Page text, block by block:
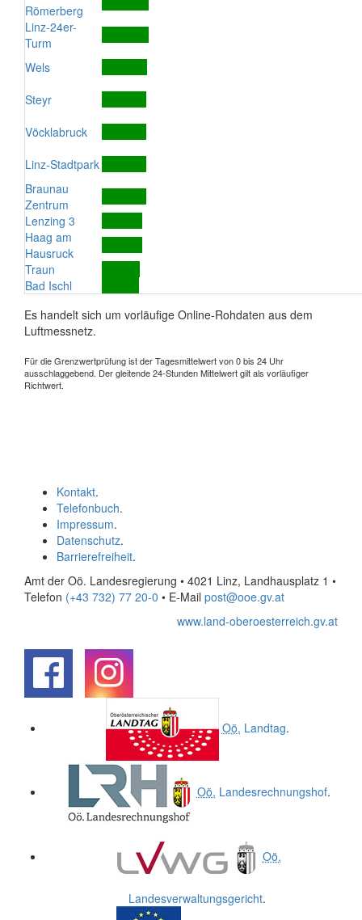
Römerberg
Linz-24er-
Turm
Wels
Steyr
Vöcklabruck
Linz-Stadtpark
Braunau
Zentrum
Lenzing 3
Haag am
Hausruck
Traun
Bad Ischl
Es handelt sich um vorläufige Online-Rohdaten aus dem
Luftmessnetz.
Für die Grenzwertprüfung ist der Tagesmittelwert von 0 bis 24 Uhr
ausschlaggebend. Der gleitende 24-Stunden Mittelwert gilt als vorläufiger
Richtwert.
Kontakt.
Telefonbuch.
Impressum.
Datenschutz.
Barrierefreiheit.
Amt der Oö. Landesregierung • 4021 Linz, Landhausplatz 1 •
Telefon (+43 732) 77 20-0 • E-Mail post@ooe.gv.at
www.land-oberoesterreich.gv.at
Oö. Landtag.
Oö. Landesrechnungshof.
Oö.
Landesverwaltungsgericht.